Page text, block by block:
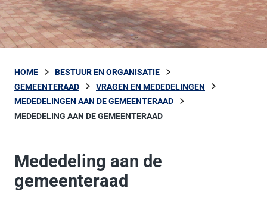
HOME
BESTUUR EN ORGANISATIE
GEMEENTERAAD
VRAGEN EN MEDEDELINGEN
MEDEDELINGEN AAN DE GEMEENTERAAD
MEDEDELING AAN DE GEMEENTERAAD
Mededeling aan de
gemeenteraad